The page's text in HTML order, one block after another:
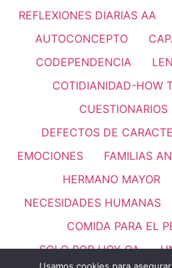
REFLEXIONES DIARIAS AA
AUTOCONCEPTO
CODEPENDENCIA
COTIDIANIDAD-HOW
CUESTIONARIOS
DEFECTOS DE
EMOCIONES
FAMILIAS
HERMANO MAYOR
NECESIDADES HUMANAS
COMIDA PARA EL
SOLO POR HOY OA